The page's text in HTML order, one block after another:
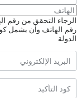
الرجاء التحقق من رقم
رقم الهاتف وأن يشمل
الدولة